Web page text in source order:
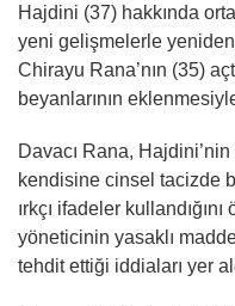
Hajdini (37) hakkında
yeni gelişmelerle
Chirayu Rana’nın (35)
beyanlarının
Davacı Rana,
kendisine cinsel tacizde
ırkçı ifadeler
yöneticinin yasaklı
tehdit ettiği iddiaları yer